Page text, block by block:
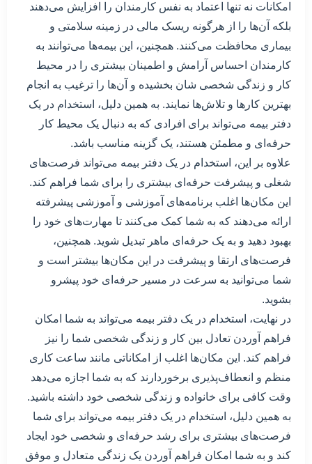
امکانات نه تنها اعتماد به نفس کارمندان را افزایش می‌دهند
بلکه آن‌ها را از هرگونه ریسک مالی در زمینه سلامتی و
بیماری محافظت می‌کنند. همچنین، این بیمه‌ها می‌توانند به
کارمندان احساس آرامش و اطمینان بیشتری را در محیط
کار و زندگی شخصی شان بخشیده و آن‌ها را ترغیب به انجام
بهترین کارها و تلاش‌ها نمایند. به همین دلیل، استخدام در یک
دفتر بیمه می‌تواند برای افرادی که به دنبال یک محیط کار
حرفه‌ای و مطمئن هستند، یک گزینه مناسب باشد.
علاوه بر این، استخدام در یک دفتر بیمه می‌تواند فرصت‌های
شغلی و پیشرفت حرفه‌ای بیشتری را برای شما فراهم کند.
این مکان‌ها اغلب برنامه‌های آموزشی و آموزشی پیشرفته
ارائه می‌دهند که به شما کمک می‌کنند تا مهارت‌های خود را
بهبود دهید و به یک حرفه‌ای ماهر تبدیل شوید. همچنین،
فرصت‌های ارتقا و پیشرفت در این مکان‌ها بیشتر است و
شما می‌توانید به سرعت در مسیر حرفه‌ای خود پیشرو
بشوید.
در نهایت، استخدام در یک دفتر بیمه می‌تواند به شما امکان
فراهم آوردن تعادل بین کار و زندگی شخصی شما را نیز
فراهم کند. این مکان‌ها اغلب از امکاناتی مانند ساعت کاری
منظم و انعطاف‌پذیری برخوردارند که به شما اجازه می‌دهد
وقت کافی برای خانواده و زندگی شخصی خود داشته باشید.
به همین دلیل، استخدام در یک دفتر بیمه می‌تواند برای شما
فرصت‌های بیشتری برای رشد حرفه‌ای و شخصی خود ایجاد
کند و به شما امکان فراهم آوردن یک زندگی متعادل و موفق